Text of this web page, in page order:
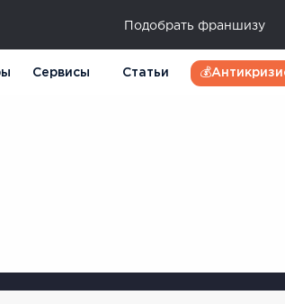
Подобрать франшизу
Сервисы Статьи